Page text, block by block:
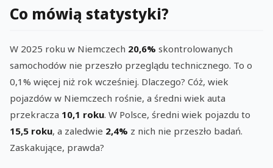
Co mówią statystyki?
W 2025 roku w Niemczech 20,6% skontrolowanych
samochodów nie przeszło przeglądu technicznego. To o
0,1% więcej niż rok wcześniej. Dlaczego? Cóż, wiek
pojazdów w Niemczech rośnie, a średni wiek auta
przekracza 10,1 roku. W Polsce, średni wiek pojazdu to
15,5 roku, a zaledwie 2,4% z nich nie przeszło badań.
Zaskakujące, prawda?